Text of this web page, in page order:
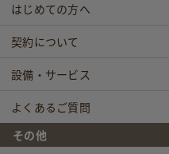
はじめての方へ
契約について
設備・サービス
よくあるご質問
その他